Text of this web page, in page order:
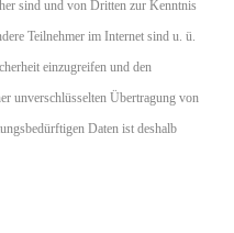
sind und von Dritten zur Kenntnis
Teilnehmer im Internet sind u. ü.
einzugreifen und den
unverschlüsselten Übertragung von
Daten ist deshalb